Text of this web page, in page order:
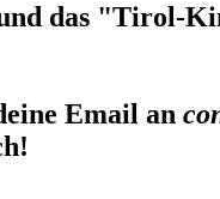
das "Tirol-
Email an